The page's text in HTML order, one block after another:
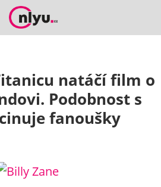
natáčí film o
Podobnost s
fanoušky